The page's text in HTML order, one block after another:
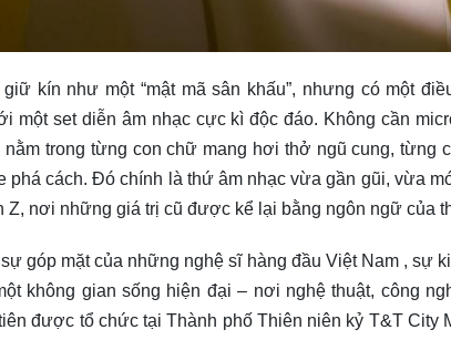
kín như một “mật mã sân khấu”, nhưng có một
một set diễn âm nhạc cực kì độc đáo. Không cần
nằm trong từng con chữ mang hơi thở ngũ cung, từng
phá cách. Đó chính là thứ âm nhạc vừa gần gũi, vừa
Z, nơi những giá trị cũ được kể lại bằng ngôn ngữ của
góp mặt của những nghệ sĩ hàng đầu Việt Nam , sự
không gian sống hiện đại – nơi nghệ thuật, công
được tổ chức tại Thành phố Thiên niên kỷ T&T City